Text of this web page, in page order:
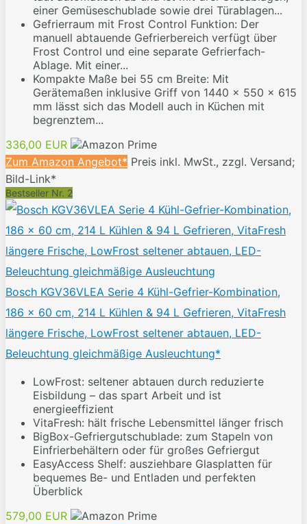
einer Gemüseschublade sowie drei Türablagen...
Gefrierraum mit Frost Control Funktion: Der
manuell abtauende Gefrierbereich verfügt über
Frost Control und eine separate Gefrierfach-
Ablage. Mit einer...
Kompakte Maße bei 55 cm Breite: Mit
Gerätemaßen inklusive Griff von 1440 x 550 x 615
mm lässt sich das Modell auch in Küchen mit
begrenztem...
336,00 EUR
Zum Amazon Angebot* Preis inkl. MwSt., zzgl. Versand;
Bild-Link*
Bestseller Nr. 2
Bosch KGV36VLEA Serie 4 Kühl-Gefrier-Kombination,
186 x 60 cm, 214 L Kühlen & 94 L Gefrieren, VitaFresh
längere Frische, LowFrost seltener abtauen, LED-
Beleuchtung gleichmäßige Ausleuchtung*
LowFrost: seltener abtauen durch reduzierte
Eisbildung – das spart Arbeit und ist
energieeffizient
VitaFresh: hält frische Lebensmittel länger frisch
BigBox-Gefriergutschublade: zum Stapeln von
Einfrierbehältern oder für großes Gefriergut
EasyAccess Shelf: ausziehbare Glasplatten für
bequemes Be- und Entladen und perfekten
Überblick
579,00 EUR